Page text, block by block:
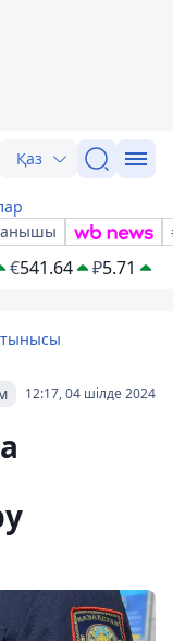
Қаз
€541.64 ₽5.71
12:17, 04 шілде 2024